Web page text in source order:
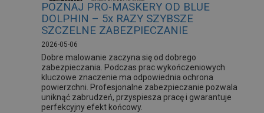
POZNAJ PRO-MASKERY OD BLUE
DOLPHIN – 5x RAZY SZYBSZE
SZCZELNE ZABEZPIECZANIE
2026-05-06
Dobre malowanie zaczyna się od dobrego
zabezpieczania. Podczas prac wykończeniowych
kluczowe znaczenie ma odpowiednia ochrona
powierzchni. Profesjonalne zabezpieczanie pozwala
uniknąć zabrudzeń, przyspiesza pracę i gwarantuje
perfekcyjny efekt końcowy.